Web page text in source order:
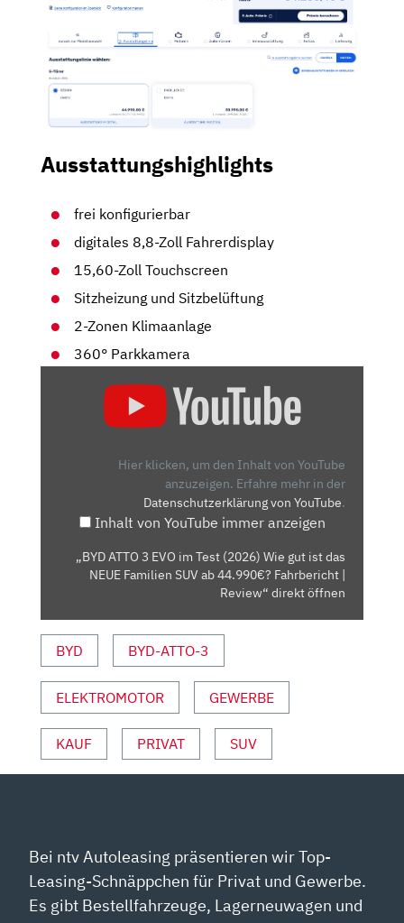
Ausstattungshighlights
frei konfigurierbar
digitales 8,8-Zoll Fahrerdisplay
15,60-Zoll Touchscreen
Sitzheizung und Sitzbelüftung
2-Zonen Klimaanlage
360° Parkkamera
FAMILIEN
SUV
AB
44.990€?
REVIEW“
Hier klicken, um den Inhalt von YouTube
anzuzeigen. Erfahre mehr in der
Datenschutzerklärung von YouTube.
Inhalt von YouTube immer anzeigen
„BYD ATTO 3 EVO im Test (2026) Wie gut ist das
NEUE Familien SUV ab 44.990€? Fahrbericht |
Review“ direkt öffnen
BYD BYD-ATTO-3
ELEKTROMOTOR GEWERBE
KAUF PRIVAT SUV
Bei ntv Autoleasing präsentieren wir Top-
Leasing-Schnäppchen für Privat und Gewerbe.
Es gibt Bestellfahrzeuge, Lagerneuwagen und